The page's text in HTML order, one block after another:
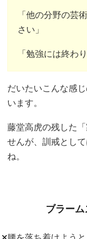
「他の分野の芸
さい」
「勉強には終わ
だいたいこんな感
います。
藤堂高虎の残した
せんが、訓戒とし
ね。
ブラー